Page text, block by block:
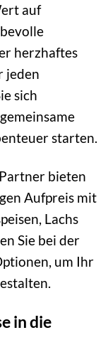
auf
herzhaftes
jeden
sich
starten.
bieten
Aufpreis mit
Lachs
Sie bei der
um Ihr
in die